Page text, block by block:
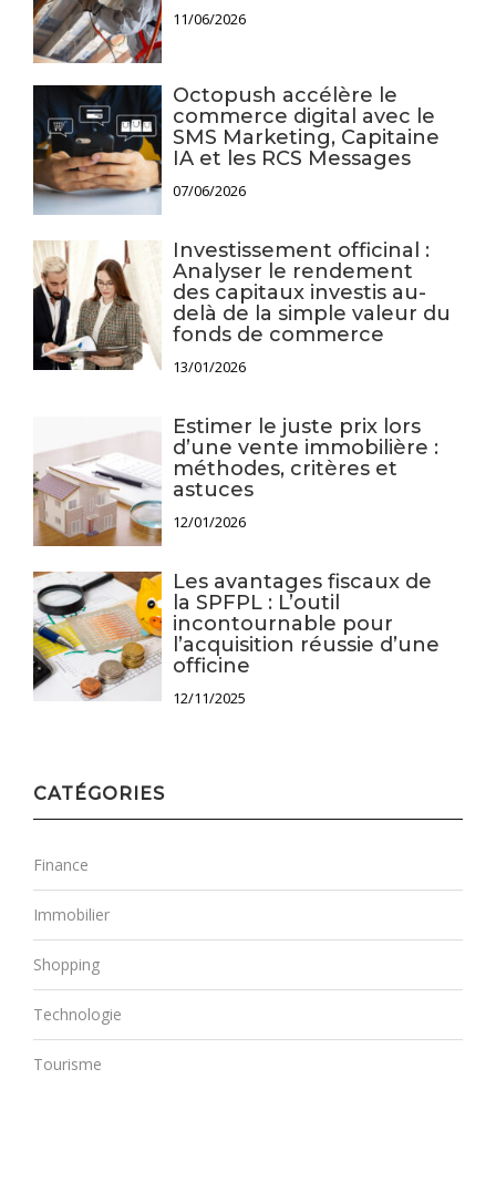
11/06/2026
Octopush accélère le
commerce digital avec le
SMS Marketing, Capitaine
IA et les RCS Messages
07/06/2026
Investissement officinal :
Analyser le rendement
des capitaux investis au-
delà de la simple valeur du
fonds de commerce
13/01/2026
Estimer le juste prix lors
d’une vente immobilière :
méthodes, critères et
astuces
12/01/2026
Les avantages fiscaux de
la SPFPL : L’outil
incontournable pour
l’acquisition réussie d’une
officine
12/11/2025
CATÉGORIES
Finance
Immobilier
Shopping
Technologie
Tourisme